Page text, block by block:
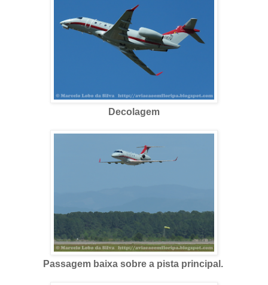
Decolagem
Passagem baixa sobre a pista principal.